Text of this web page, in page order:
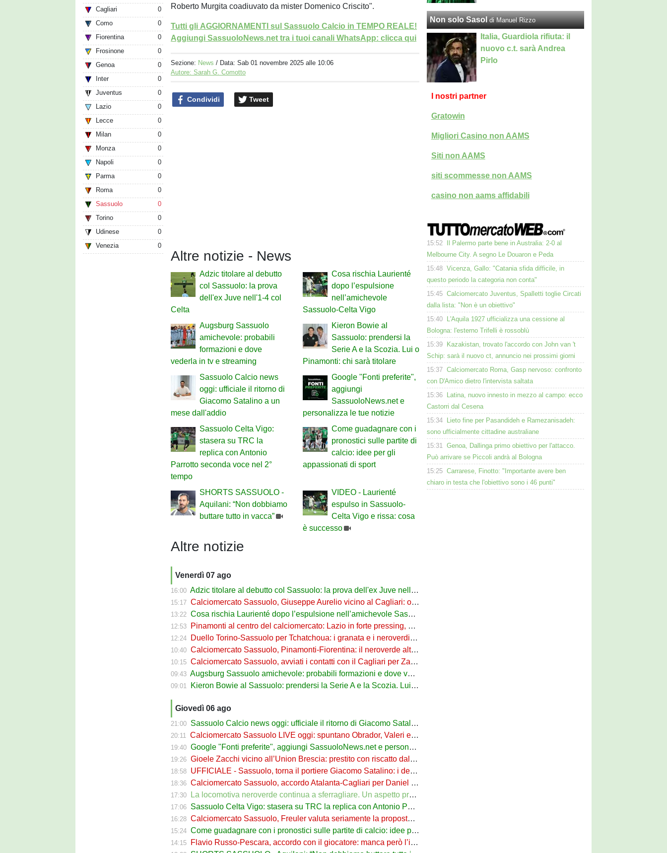
Cagliari
0
Como
0
Fiorentina
0
Frosinone
0
Genoa
0
Inter
0
Juventus
0
Lazio
0
Lecce
0
Milan
0
Monza
0
Napoli
0
Parma
0
Roma
0
Sassuolo
0
Torino
0
Udinese
0
Venezia
0
Roberto Murgita coadiuvato da mister Domenico Criscito".
Tutti gli AGGIORNAMENTI sul Sassuolo Calcio in TEMPO REALE!
Aggiungi SassuoloNews.net tra i tuoi canali WhatsApp: clicca qui
Sezione: News / Data:Sab 01 novembre 2025 alle 10:06
Autore: Sarah G. Comotto
Condividi Tweet
Altre notizie - News
Adzic titolare al debutto
col Sassuolo: la prova
dell'ex Juve nell'1-4 col
Celta
Cosa rischia Laurienté
dopo l’espulsione
nell’amichevole
Sassuolo-Celta Vigo
Augsburg Sassuolo
amichevole: probabili
formazioni e dove
vederla in tv e streaming
Kieron Bowie al
Sassuolo: prendersi la
Serie A e la Scozia. Lui o
Pinamonti: chi sarà titolare
Sassuolo Calcio news
oggi: ufficiale il ritorno di
Giacomo Satalino a un
mese dall'addio
Google "Fonti preferite",
aggiungi
SassuoloNews.net e
personalizza le tue notizie
Sassuolo Celta Vigo:
stasera su TRC la
replica con Antonio
Parrotto seconda voce nel 2°
tempo
Come guadagnare con i
pronostici sulle partite di
calcio: idee per gli
appassionati di sport
SHORTS SASSUOLO -
Aquilani: “Non dobbiamo
buttare tutto in vacca”
VIDEO - Laurienté
espulso in Sassuolo-
Celta Vigo e rissa: cosa
è successo
Altre notizie
Venerdì 07 ago
16:00 Adzic titolare al debutto col Sassuolo: la prova dell'ex Juve nell'1-4 col Celta
15:17 Calciomercato Sassuolo, Giuseppe Aurelio vicino al Cagliari: operazione in dirittura d’arrivo
13:22 Cosa rischia Laurienté dopo l’espulsione nell’amichevole Sassuolo-Celta Vigo
12:53 Pinamonti al centro del calciomercato: Lazio in forte pressing, Fiorentina osserva
12:24 Duello Torino-Sassuolo per Tchatchoua: i granata e i neroverdi valutano per l'ex Verona
10:40 Calciomercato Sassuolo, Pinamonti-Fiorentina: il neroverde alternativa a Pellegrino del Parma
10:15 Calciomercato Sassuolo, avviati i contatti con il Cagliari per Zappa
09:43 Augsburg Sassuolo amichevole: probabili formazioni e dove vederla in tv e streaming
09:01 Kieron Bowie al Sassuolo: prendersi la Serie A e la Scozia. Lui o Pinamonti: chi sarà titolare
Giovedì 06 ago
21:00 Sassuolo Calcio news oggi: ufficiale il ritorno di Giacomo Satalino a un mese dall'addio
20:11 Calciomercato Sassuolo LIVE oggi: spuntano Obrador, Valeri e Darmian per la difesa
19:40 Google "Fonti preferite", aggiungi SassuoloNews.net e personalizza le tue notizie
19:26 Gioele Zacchi vicino all’Union Brescia: prestito con riscatto dal Sassuolo
18:58 UFFICIALE - Sassuolo, torna il portiere Giacomo Satalino: i dettagli
18:36 Calciomercato Sassuolo, accordo Atalanta-Cagliari per Daniel Maldini: i dettagli
17:30 La locomotiva neroverde continua a sferragliare. Un aspetto preoccupa Aquilani dopo il Celta
17:06 Sassuolo Celta Vigo: stasera su TRC la replica con Antonio Parrotto seconda voce nel 2° tempo
16:28 Calciomercato Sassuolo, Freuler valuta seriamente la proposta neroverde
15:24 Come guadagnare con i pronostici sulle partite di calcio: idee per gli appassionati di sport
14:15 Flavio Russo-Pescara, accordo con il giocatore: manca però l’intesa con il Sassuolo
Non solo Sasol di Manuel Rizzo
Italia, Guardiola rifiuta: il
nuovo c.t. sarà Andrea
Pirlo
I nostri partner
Gratowin
Migliori Casino non AAMS
Siti non AAMS
siti scommesse non AAMS
casino non aams affidabili
15:52
Il Palermo parte bene in Australia: 2-0 al
Melbourne City. A segno Le Douaron e Peda
15:48 Vicenza, Gallo: "Catania sfida difficile, in
questo periodo la categoria non conta"
15:45 Calciomercato Juventus, Spalletti toglie Circati
dalla lista: "Non è un obiettivo"
15:40
L'Aquila 1927 ufficializza una cessione al
Bologna: l'esterno Trifelli è rossoblù
15:39
Kazakistan, trovato l'accordo con John van 't
Schip: sarà il nuovo ct, annuncio nei prossimi giorni
15:37 Calciomercato Roma, Gasp nervoso: confronto
con D'Amico dietro l'intervista saltata
15:36
Latina, nuovo innesto in mezzo al campo: ecco
Castorri dal Cesena
15:34
Lieto fine per Pasandideh e Ramezanisadeh:
sono ufficialmente cittadine australiane
15:31 Genoa, Dallinga primo obiettivo per l'attacco.
Può arrivare se Piccoli andrà al Bologna
15:25 Carrarese, Finotto: "Importante avere ben
chiaro in testa che l'obiettivo sono i 46 punti"